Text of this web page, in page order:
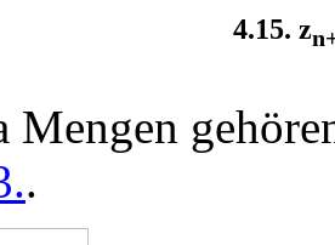
4.15. z
Mengen
.